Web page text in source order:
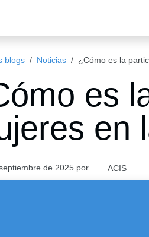
blogs Noticias ¿Cómo es la
es
la
de 2025 por ACIS